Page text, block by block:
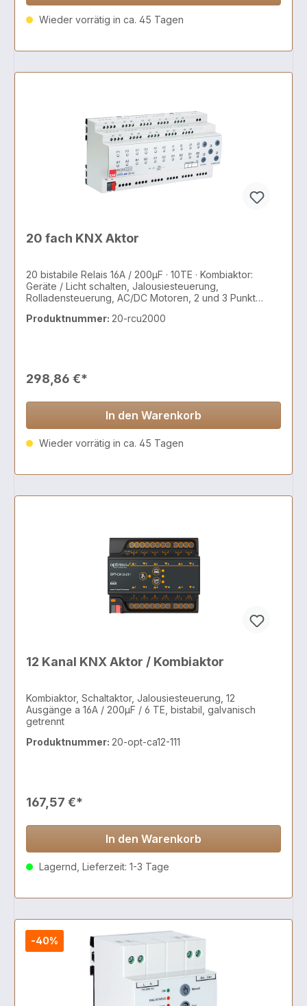
Wieder vorrätig in ca. 45 Tagen
20 fach KNX Aktor
20 bistabile Relais 16A / 200µF · 10TE · Kombiaktor:
Geräte / Licht schalten, Jalousiesteuerung,
Rolladensteuerung, AC/DC Motoren, 2 und 3 Punkt
Produktnummer: 20-rcu2000
298,86 €*
In den Warenkorb
Wieder vorrätig in ca. 45 Tagen
12 Kanal KNX Aktor / Kombiaktor
Kombiaktor, Schaltaktor, Jalousiesteuerung, 12
Ausgänge a 16A / 200µF / 6 TE, bistabil, galvanisch
getrennt
Produktnummer: 20-opt-ca12-111
167,57 €*
In den Warenkorb
Lagernd, Lieferzeit: 1-3 Tage
-40%